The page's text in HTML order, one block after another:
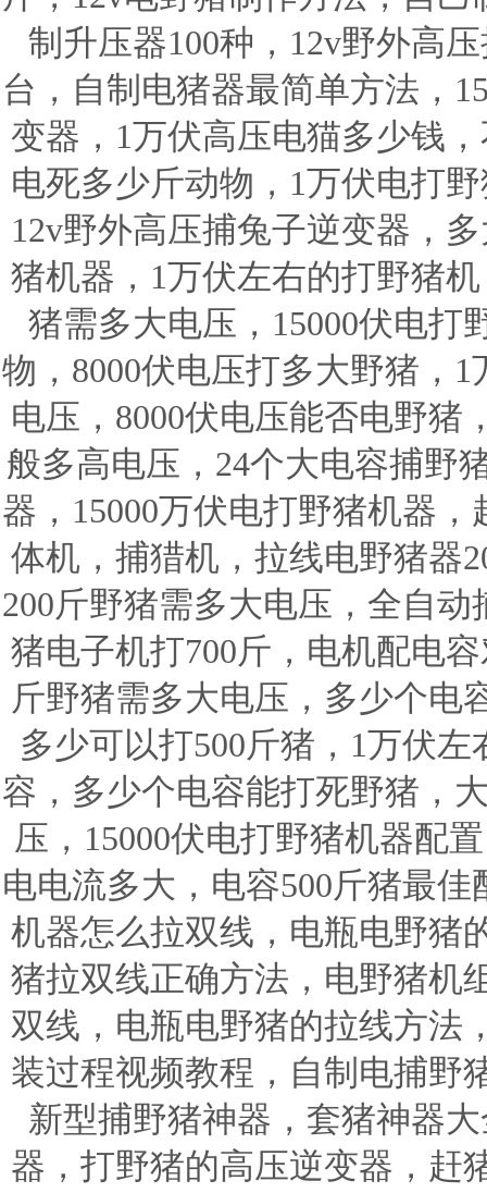
制升压器100种，12v野外高
台，自制电猪器最简单方法，
变器，1万伏高压电猫多少钱
电死多少斤动物，1万伏电打
12v野外高压捕兔子逆变器，
猪机器，1万伏左右的打野猪
猪需多大电压，15000伏电打
物，8000伏电压打多大野猪，
电压，8000伏电压能否电野猪
般多高电压，24个大电容捕野
器，15000万伏电打野猪机器
体机，捕猎机，拉线电野猪器
200斤野猪需多大电压，全自
猪电子机打700斤，电机配电
斤野猪需多大电压，多少个电
多少可以打500斤猪，1万伏
容，多少个电容能打死野猪，
压，15000伏电打野猪机器配
电电流多大，电容500斤猪最
机器怎么拉双线，电瓶电野猪
猪拉双线正确方法，电野猪机
双线，电瓶电野猪的拉线方法
装过程视频教程，自制电捕野
新型捕野猪神器，套猪神器
器，打野猪的高压逆变器，赶